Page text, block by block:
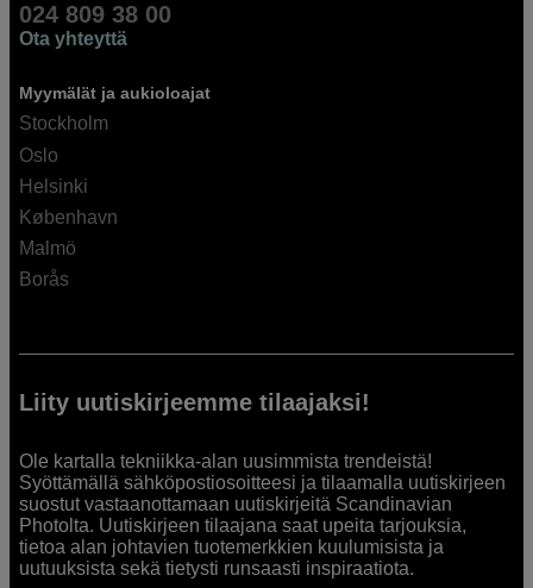
024 809 38 00
Ota yhteyttä
Myymälät ja aukioloajat
Stockholm
Oslo
Helsinki
København
Malmö
Borås
Liity uutiskirjeemme tilaajaksi!
Ole kartalla tekniikka-alan uusimmista trendeistä!
Syöttämällä sähköpostiosoitteesi ja tilaamalla uutiskirjeen
suostut vastaanottamaan uutiskirjeitä Scandinavian
Photolta. Uutiskirjeen tilaajana saat upeita tarjouksia,
tietoa alan johtavien tuotemerkkien kuulumisista ja
uutuuksista sekä tietysti runsaasti inspiraatiota.